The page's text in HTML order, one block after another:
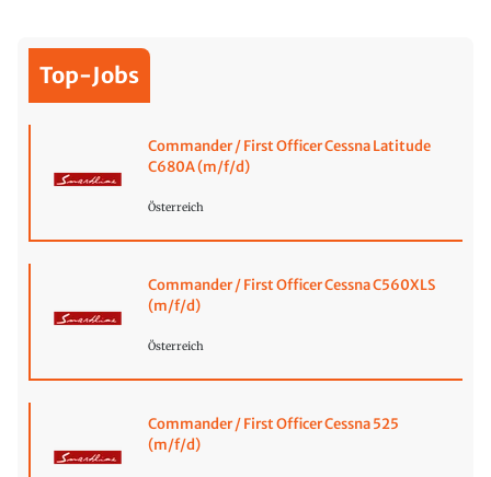
Top-Jobs
Commander / First Officer Cessna Latitude
C680A (m/f/d)
Österreich
Commander / First Officer Cessna C560XLS
(m/f/d)
Österreich
Commander / First Officer Cessna 525
(m/f/d)